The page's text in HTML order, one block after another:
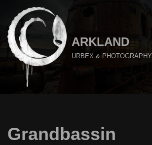
Aller
au
contenu
ARKLAND
URBEX & PHOTOGRAPHY
Grandbassin